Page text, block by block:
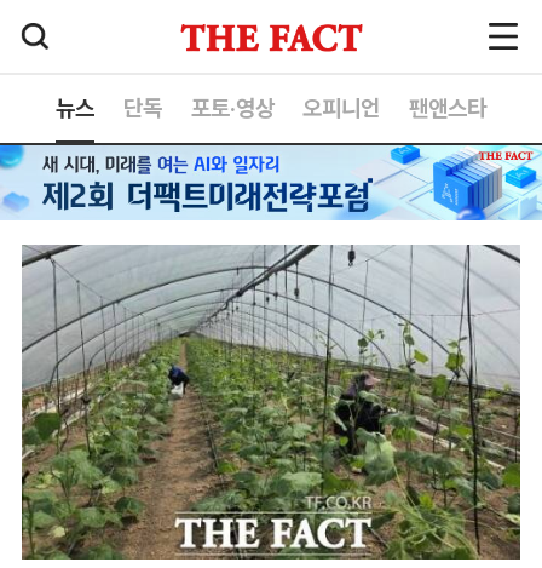
뉴스 단독 포토·영상 오피니언 팬앤스타